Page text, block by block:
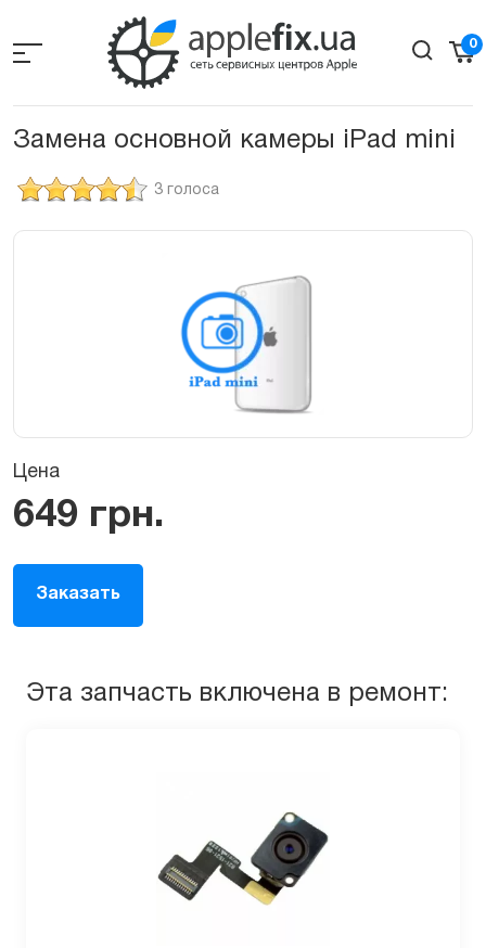
the
0
Замена основной камеры iPad mini
3 голоса
Цена
649 грн.
Заказать
Эта запчасть включена в ремонт: